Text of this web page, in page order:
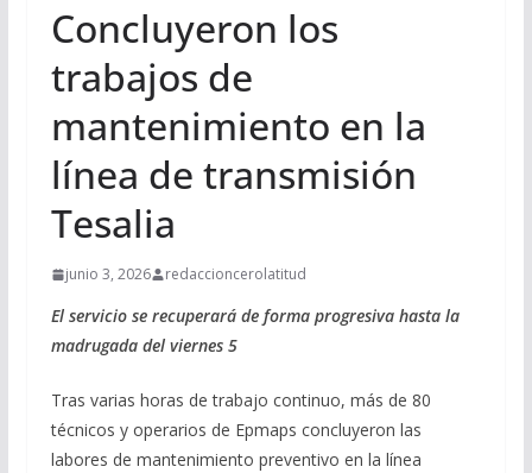
Concluyeron los
trabajos de
mantenimiento en la
línea de transmisión
Tesalia
junio 3, 2026 redaccioncerolatitud
El servicio se recuperará de forma progresiva hasta la
madrugada del viernes 5
Tras varias horas de trabajo continuo, más de 80
técnicos y operarios de Epmaps concluyeron las
labores de mantenimiento preventivo en la línea